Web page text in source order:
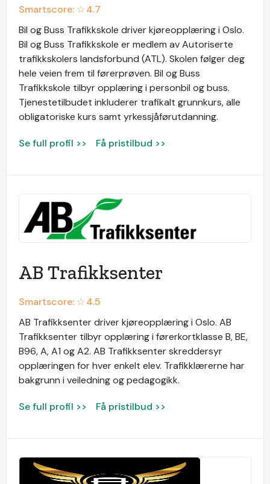
Smartscore: ☆4.7
Bil og Buss Trafikkskole driver kjøreopplæring i Oslo.
Bil og Buss Trafikkskole er medlem av Autoriserte
trafikkskolers landsforbund (ATL). Skolen følger deg
hele veien frem til førerprøven. Bil og Buss
Trafikkskole tilbyr opplæring i personbil og buss.
Tjenestetilbudet inkluderer trafikalt grunnkurs, alle
obligatoriske kurs samt yrkessjåførutdanning.
Se full profil >> Få pristilbud >>
AB Trafikksenter
Smartscore: ☆4.5
AB Trafikksenter driver kjøreopplæring i Oslo. AB
Trafikksenter tilbyr opplæring i førerkortklasse B, BE,
B96, A, A1 og A2. AB Trafikksenter skreddersyr
opplæringen for hver enkelt elev. Trafikklærerne har
bakgrunn i veiledning og pedagogikk.
Se full profil >> Få pristilbud >>